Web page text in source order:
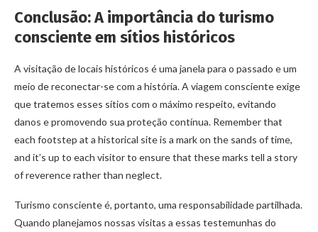
Conclusão: A importância do turismo
consciente em sítios históricos
A visitação de locais históricos é uma janela para o passado e um
meio de reconectar-se com a história. A viagem consciente exige
que tratemos esses sítios com o máximo respeito, evitando
danos e promovendo sua proteção contínua. Remember that
each footstep at a historical site is a mark on the sands of time,
and it’s up to each visitor to ensure that these marks tell a story
of reverence rather than neglect.
Turismo consciente é, portanto, uma responsabilidade partilhada.
Quando planejamos nossas visitas a essas testemunhas do